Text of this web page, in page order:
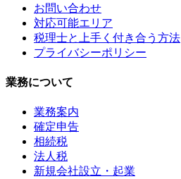
お問い合わせ
対応可能エリア
税理士と上手く付き合う方法
プライバシーポリシー
業務について
業務案内
確定申告
相続税
法人税
新規会社設立・起業